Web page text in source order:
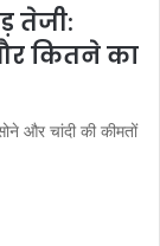
तेजी:
कितने का
और चांदी की कीमतों